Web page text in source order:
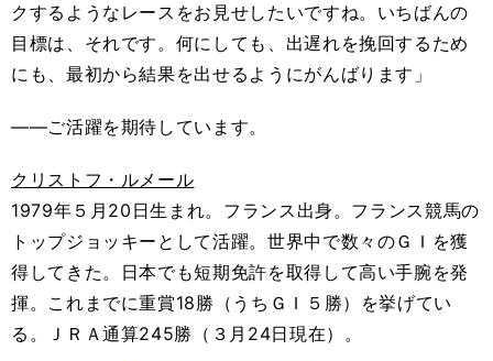
クするようなレースをお見せしたいですね。いちばんの
目標は、それです。何にしても、出遅れを挽回するため
にも、最初から結果を出せるようにがんばります」
――ご活躍を期待しています。
クリストフ・ルメール
1979年５月20日生まれ。フランス出身。フランス競馬の
トップジョッキーとして活躍。世界中で数々のＧＩを獲
得してきた。日本でも短期免許を取得して高い手腕を発
揮。これまでに重賞18勝（うちＧＩ５勝）を挙げてい
る。ＪＲＡ通算245勝（３月24日現在）。